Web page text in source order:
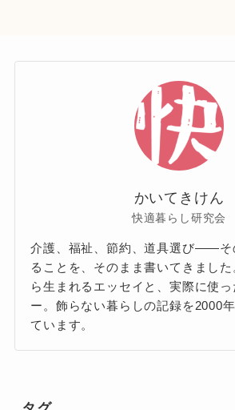
かいてきけん
快適暮らし研究会
介護、福祉、節約、道具選び——そ
ることを、そのまま書いてきまし
ら生まれるエッセイと、実際に使っ
ー。飾らない暮らしの記録を2000
ています。